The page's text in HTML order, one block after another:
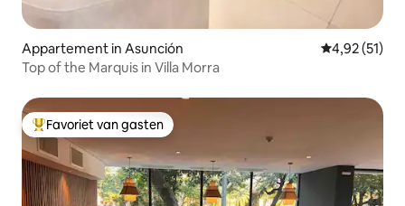
Appartement in Asunción Gemiddelde
4,92 (51)
Top of the Marquis in Villa Morra
Topfavoriet van gasten
Favoriet van gasten